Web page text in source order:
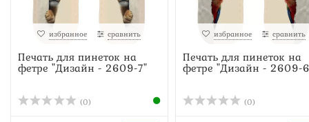
избранное сравнить
Печать для пинеток на
фетре "Дизайн - 2609-7"
(0)
избранное сравнить
Печать для пинеток на
фетре "Дизайн - 2609-
(0)